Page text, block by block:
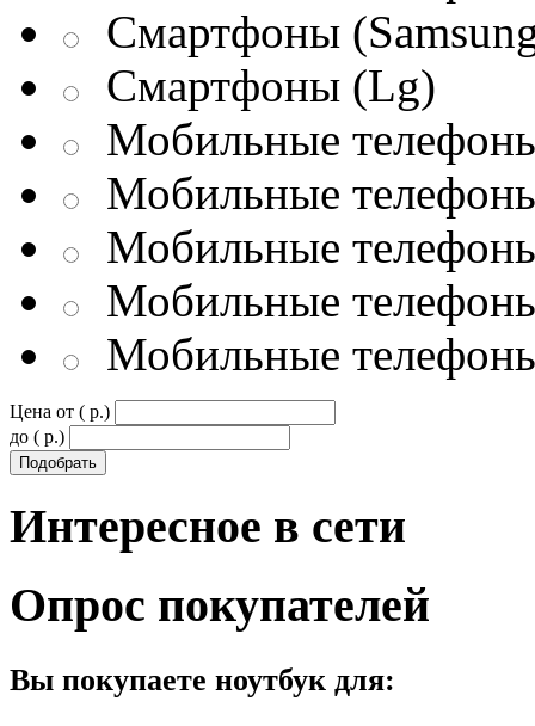
Смартфоны
Смартфоны (Lg)
Мобильные
Мобильные
Мобильные
Мобильные
Мобильные
Цена от ( p.)
до ( p.)
Интересное в сети
Опрос покупателей
Вы покупаете ноутбук для: